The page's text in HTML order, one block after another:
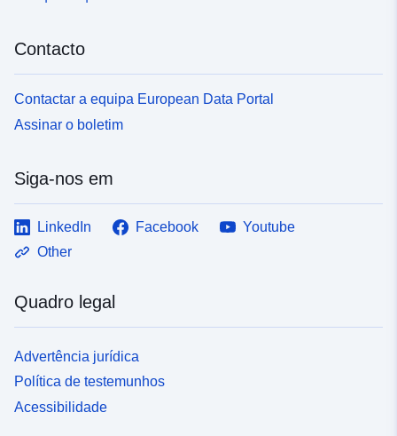
Contacto
Contactar a equipa European Data Portal
Assinar o boletim
Siga-nos em
LinkedIn Facebook
Youtube
Other
Quadro legal
Advertência jurídica
Política de testemunhos
Acessibilidade